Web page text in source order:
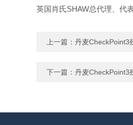
英国肖氏SHAW总代理、代
上一篇： 丹麦CheckPoint3
下一篇： 丹麦CheckPoint3